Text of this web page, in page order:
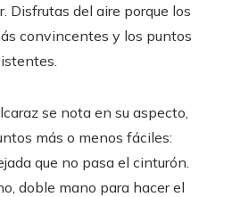
Disfrutas del aire porque los
convincentes y los puntos
se nota en su aspecto,
más o menos fáciles:
que no pasa el cinturón.
doble mano para hacer el